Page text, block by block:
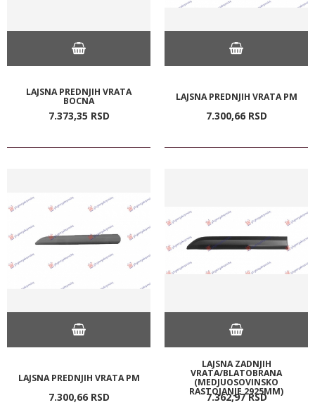
LAJSNA PREDNJIH VRATA
BOCNA
7.373,35 RSD
LAJSNA PREDNJIH VRATA PM
7.300,66 RSD
LAJSNA PREDNJIH VRATA PM
7.300,66 RSD
LAJSNA ZADNJIH
VRATA/BLATOBRANA
(MEDJUOSOVINSKO
RASTOJANJE 2925MM)
7.362,97 RSD